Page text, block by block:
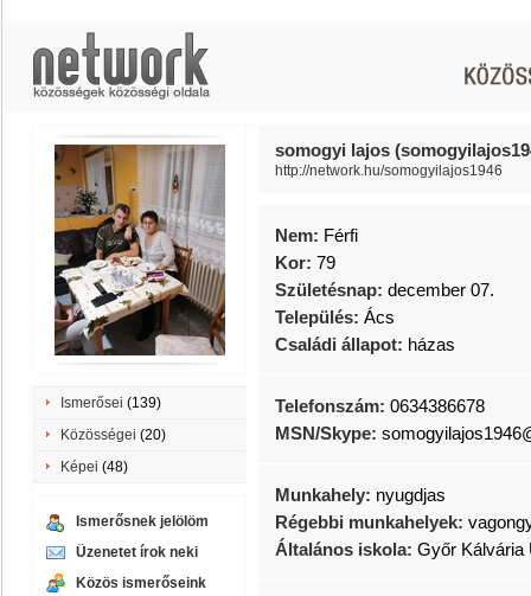
Ismerősei (139)
Közösségei (20)
Képei (48)
Ismerősnek jelölöm
Üzenetet írok neki
Közös ismerőseink
somogyi lajos
http://network.hu/somogyilajos1946
Nem: Férfi
Kor: 79
Születésnap: december 07.
Település: Ács
Családi állapot: házas
Telefonszám: 0634386678
MSN/Skype:
Munkahely: nyugdjas
Régebbi munkahelyek:
Általános iskola: Győr Kálvária